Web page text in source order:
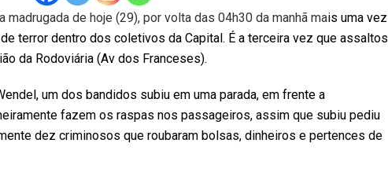
madrugada de hoje (29), por volta das 04h30 da manhã mais uma vez
terror dentro dos coletivos da Capital. É a terceira vez que assaltos
da Rodoviária (Av dos Franceses).
um dos bandidos subiu em uma parada, em frente a
fazem os raspas nos passageiros, assim que subiu pediu
dez criminosos que roubaram bolsas, dinheiros e pertences de